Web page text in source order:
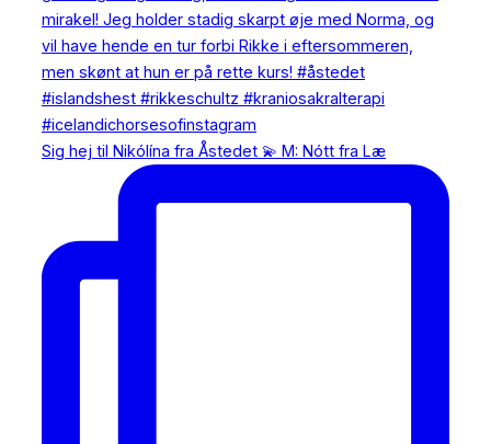
Sig hej til Nikólína fra Åstedet 💫 M: Nótt fra Læ